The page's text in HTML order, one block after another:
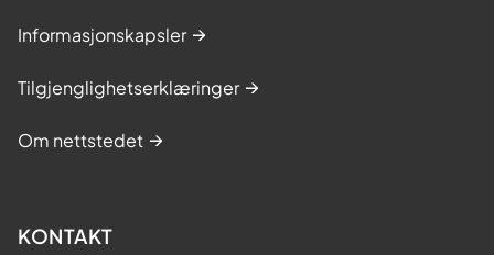
Informasjonskapsler
Tilgjenglighetserklæringer
Om nettstedet
KONTAKT